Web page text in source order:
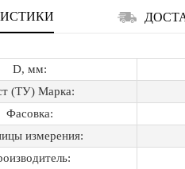
D, мм:
(ТУ) Марка:
Фасовка:
измерения: